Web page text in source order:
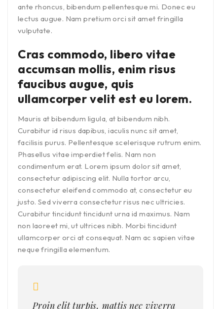
ante rhoncus, bibendum pellentesque mi. Donec eu
lectus augue. Nam pretium orci sit amet fringilla
vulputate.
Cras commodo, libero vitae
accumsan mollis, enim risus
faucibus augue, quis
ullamcorper velit est eu lorem.
Mauris at bibendum ligula, at bibendum nibh.
Curabitur id risus dapibus, iaculis nunc sit amet,
facilisis purus. Pellentesque scelerisque rutrum enim.
Phasellus vitae imperdiet felis. Nam non
condimentum erat. Lorem ipsum dolor sit amet,
consectetur adipiscing elit. Nulla tortor arcu,
consectetur eleifend commodo at, consectetur eu
justo. Sed viverra consectetur risus nec ultricies.
Curabitur tincidunt tincidunt urna id maximus. Nam
non laoreet mi, ut ultrices nibh. Morbi tincidunt
ullamcorper orci at consequat. Nam ac sapien vitae
neque fringilla elementum.
Proin elit turpis, mattis nec viverra